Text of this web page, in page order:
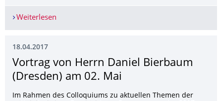
Weiterlesen
18.04.2017
Vortrag von Herrn Daniel Bierbaum
(Dresden) am 02. Mai
Im Rahmen des Colloquiums zu aktuellen Themen der